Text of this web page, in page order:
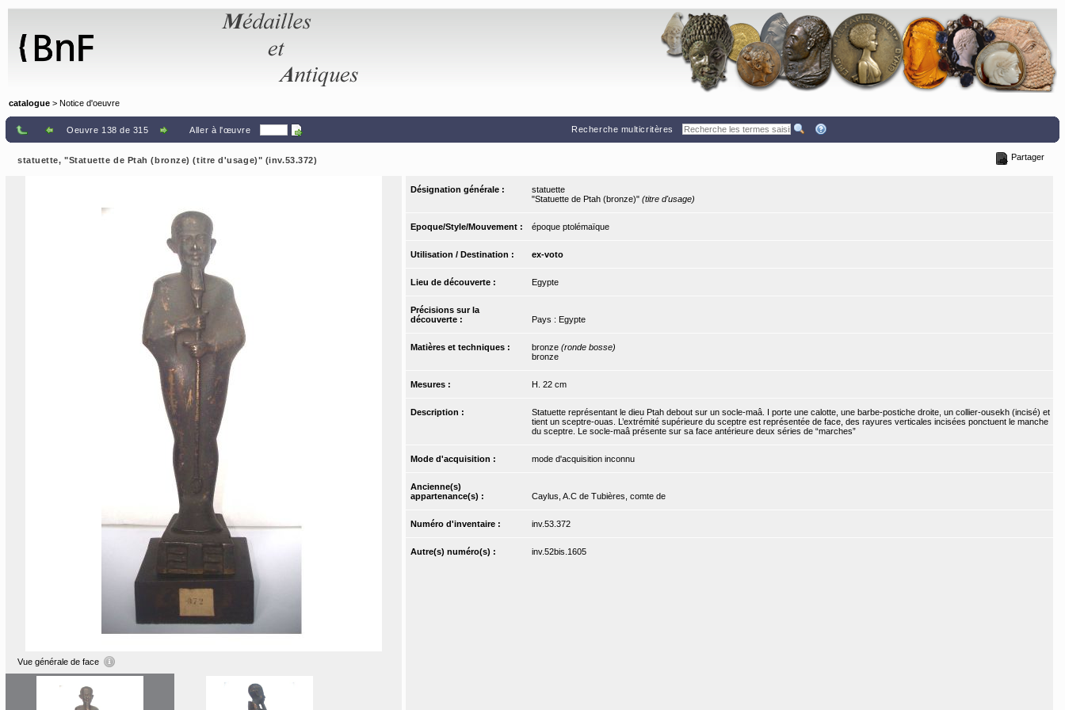
catalogue > Notice d'oeuvre
Oeuvre 138 de 315 Aller à l'œuvre Recherche multicritères
statuette, "Statuette de Ptah (bronze) (titre d'usage)" (inv.53.372) Partager
Vue générale de face
Désignation générale :
statuette
"Statuette de Ptah (bronze)" (titre d'usage)
Epoque/Style/Mouvement : époque ptolémaïque
Utilisation / Destination : ex-voto
Lieu de découverte : Egypte
Précisions sur la
découverte :
Pays : Egypte
Matières et techniques : bronze (ronde bosse)
bronze
Mesures : H. 22 cm
Description :
Statuette représentant le dieu Ptah debout sur un socle-maâ. I porte une calotte, une barbe-postiche droite, un collier-ousekh (incisé) et
tient un sceptre-ouas. L’extrémité supérieure du sceptre est représentée de face, des rayures verticales incisées ponctuent le manche
du sceptre. Le socle-maâ présente sur sa face antérieure deux séries de “marches”
Mode d'acquisition : mode d'acquisition inconnu
Ancienne(s)
appartenance(s) :
Caylus, A.C de Tubières, comte de
Numéro d'inventaire : inv.53.372
Autre(s) numéro(s) : inv.52bis.1605